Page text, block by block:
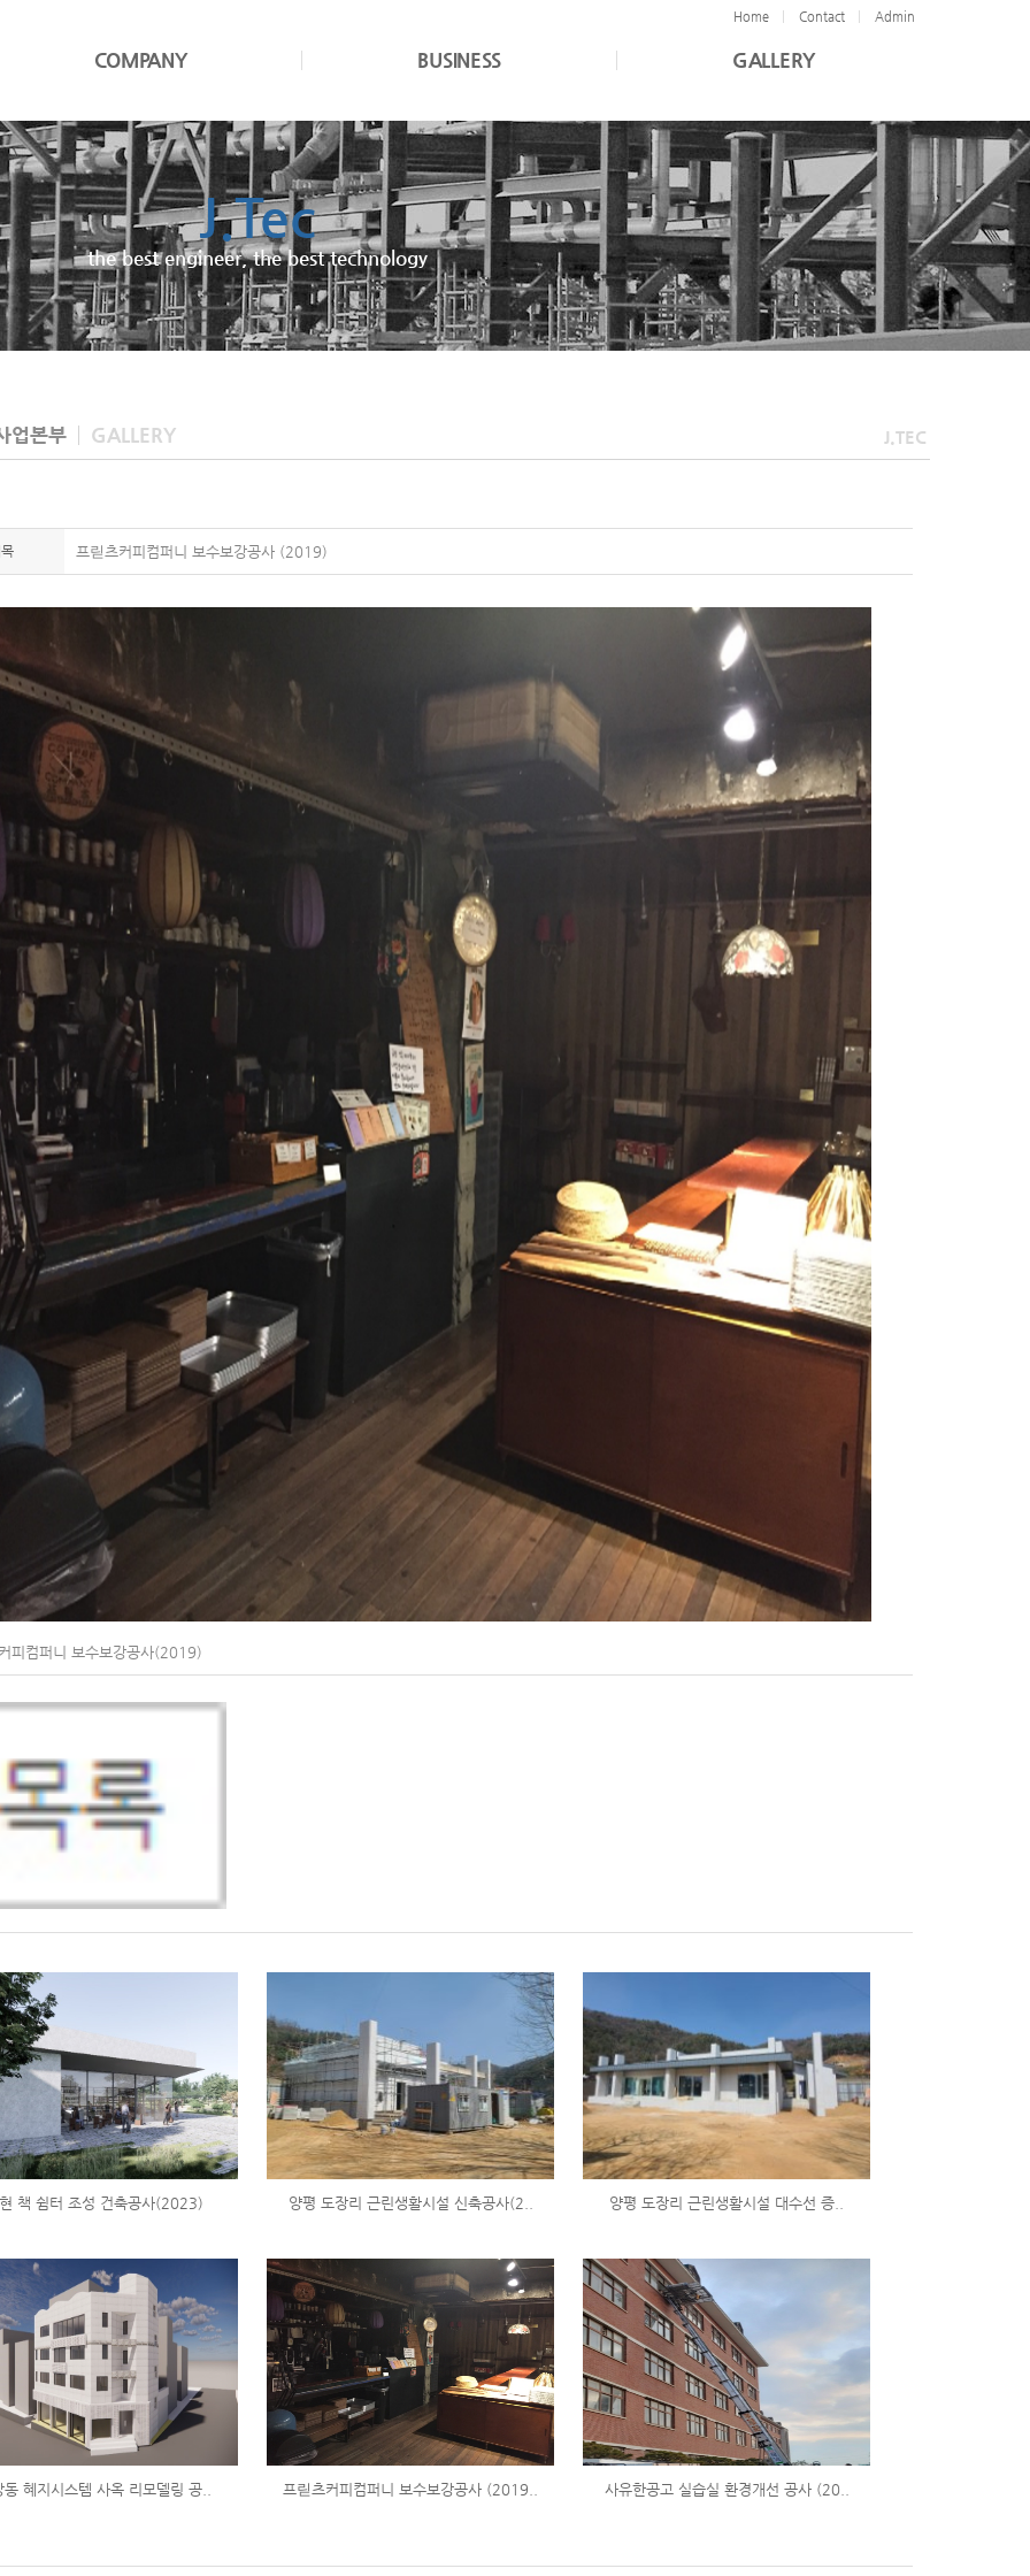
Home Contact Admin
COMPANY BUSINESS GALLERY
J.Tec
the best engineer, the best technology
JND
We cultivate design excellence
업본부 GALLERY J.TEC
프릳츠커피컴퍼니 보수보강공사 (2019)
피컴퍼니 보수보강공사(2019)
책 쉼터 조성 건축공사(2023) 양평 도장리 근린생활시설 신축공사(2.. 양평 도장리 근린생활시설 대수선 증..
동 혜지시스템 사옥 리모델링 공.. 프릳츠커피컴퍼니 보수보강공사 (2019.. 사유한공고 실습실 환경개선 공사 (20..